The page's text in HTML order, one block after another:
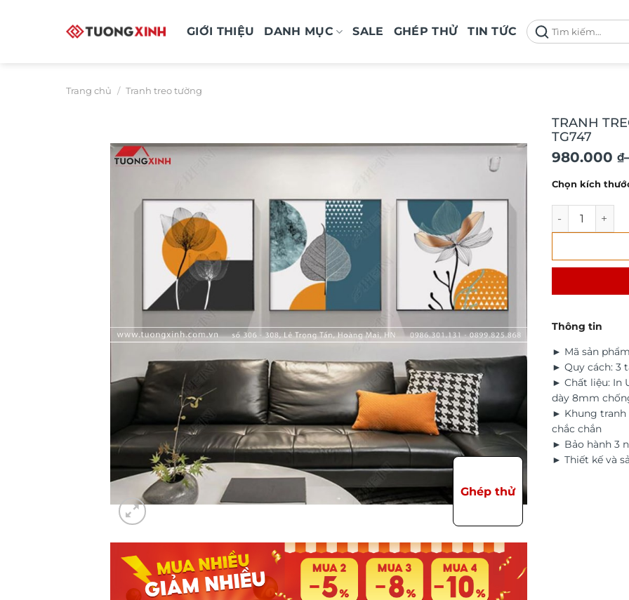
GIỚI THIỆU DANH MỤC SALE GHÉP THỬ TIN TỨC
Tìm
kiếm:
Trang chủ / Tranh treo tường
Ghép thử
TRANH
TG747
980.000 ₫
Khoảng
giá:
980.000 ₫
1.900.000
Chọn kích
TRANH TREO
Thông tin
► Mã sản
► Quy cách: 3
► Chất liệu: In
dày 8mm
► Khung tranh
chắc chắn
► Bảo hành 3
► Thiết kế và